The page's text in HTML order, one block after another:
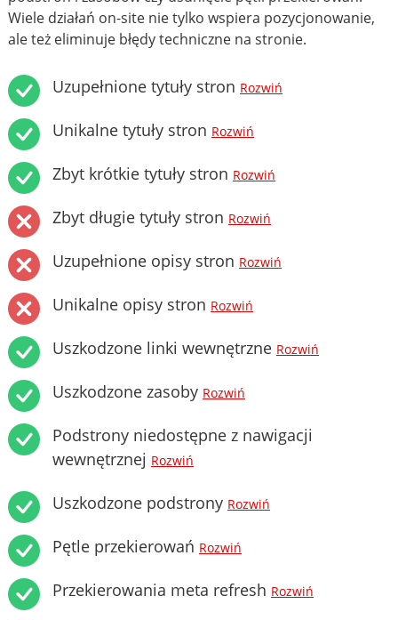
Wiele działań on-site nie tylko wspiera pozycjonowanie,
ale też eliminuje błędy techniczne na stronie.
Uzupełnione tytuły stron Rozwiń
Unikalne tytuły stron Rozwiń
Zbyt krótkie tytuły stron Rozwiń
Zbyt długie tytuły stron Rozwiń
Uzupełnione opisy stron Rozwiń
Unikalne opisy stron Rozwiń
Uszkodzone linki wewnętrzne Rozwiń
Uszkodzone zasoby Rozwiń
Podstrony niedostępne z nawigacji
wewnętrznej Rozwiń
Uszkodzone podstrony Rozwiń
Pętle przekierowań Rozwiń
Przekierowania meta refresh Rozwiń